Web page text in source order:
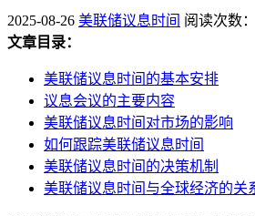
2025-08-26 美联储议息时间 阅读次数
文章目录：
美联储议息时间的基本安排
议息会议的主要内容
美联储议息时间对市场的影响
如何跟踪美联储议息时间
美联储议息时间的决策机制
美联储议息时间与全球经济的关